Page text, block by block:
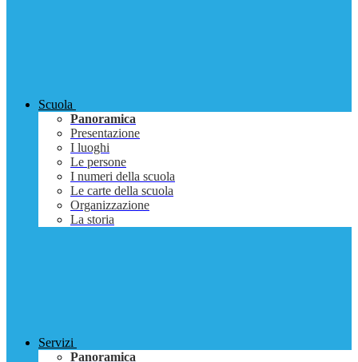
Scuola
Panoramica
Presentazione
I luoghi
Le persone
I numeri della scuola
Le carte della scuola
Organizzazione
La storia
Servizi
Panoramica